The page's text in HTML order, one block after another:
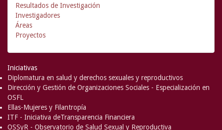
Resultados de Investigación
Investigadores
Áreas
Proyectos
Iniciativas
Diplomatura en salud y derechos sexuales y reproductivos
Dirección y Gestión de Organizaciones Sociales - Especialización en
OSFL
Ellas-Mujeres y Filantropía
ITF - Iniciativa deTransparencia Financiera
OSSyR - Observatorio de Salud Sexual y Reproductiva